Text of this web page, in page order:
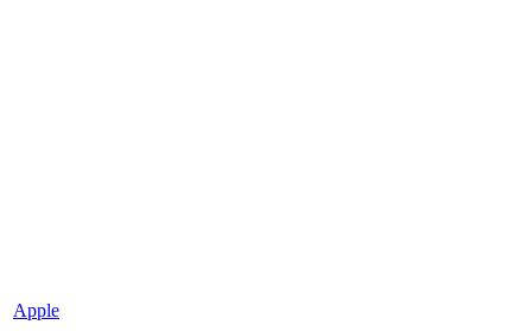
Apple